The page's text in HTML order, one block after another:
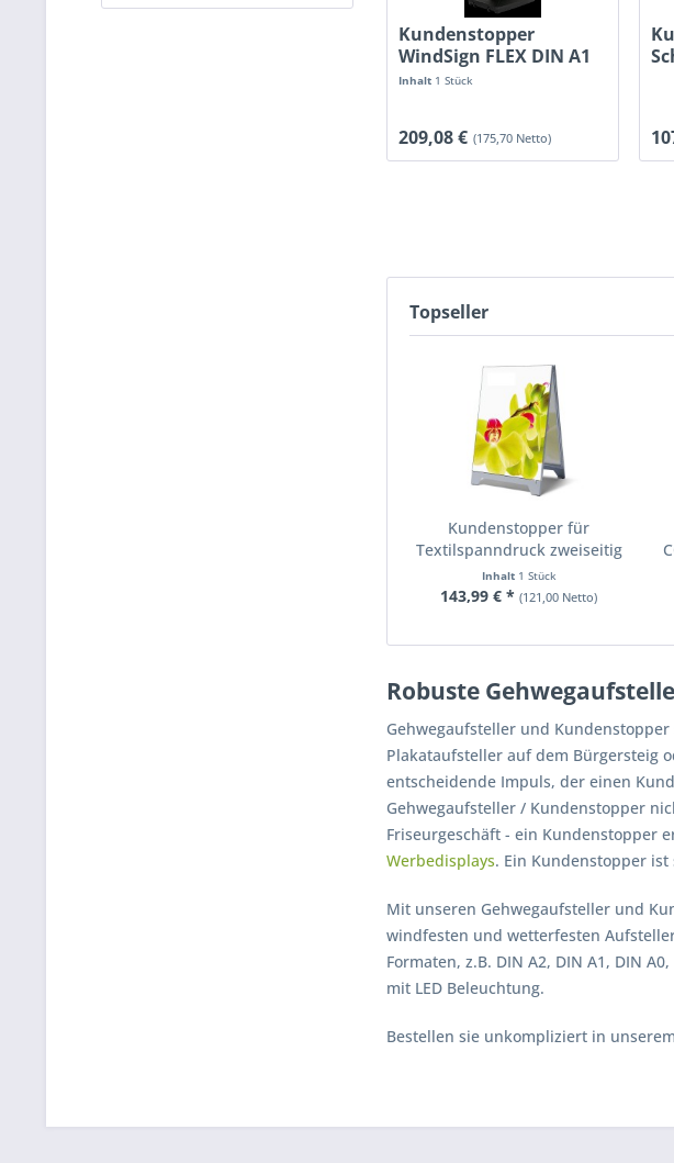
Kundenstopper
WindSign FLEX DIN A1
Aufsteller
Inhalt 1 Stück
209,08 € (175,70 Netto)
Topseller
Kundenstopper für
Textilspanndruck zweiseitig
Inhalt 1 Stück
143,99 € * (121,00 Netto)
Robuste
Gehwegaufsteller und
Plakataufsteller auf dem Bürgersteig
entscheidende Impuls, der einen
Gehwegaufsteller / Kundenstopper
Friseurgeschäft - ein Kundenstopper
Werbedisplays. Ein Kundenstopper
Mit unseren Gehwegaufsteller und
windfesten und wetterfesten
Formaten, z.B. DIN A2, DIN A1, DIN
mit LED Beleuchtung.
Bestellen sie unkompliziert in